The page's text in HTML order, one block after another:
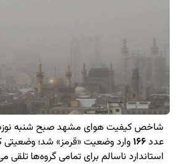
شاخص کیفیت هوای مشهد صبح شنبه
عدد۱۶۶وارد وضعیت «قرمز» شد؛ وضعیتی
استاندارد ناسالم برای تمامی گروه‌ها تلقی